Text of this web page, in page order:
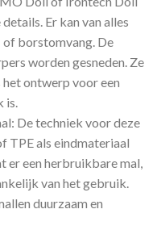
Er kan van alles
of borstomvang. De
worden gesneden. Ze
ontwerp voor een
is.
De techniek voor deze
TPE als eindmateriaal
een herbruikbare mal,
van het gebruik.
duurzaam en